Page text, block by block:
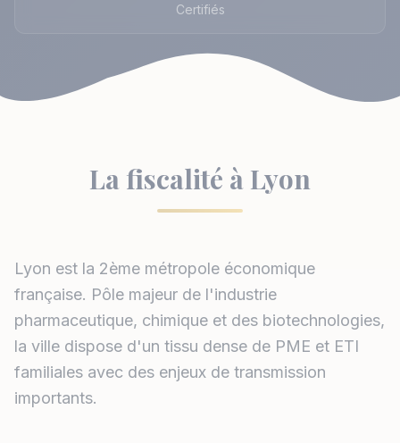
Certifiés
La fiscalité à Lyon
Lyon est la 2ème métropole économique
française. Pôle majeur de l'industrie
pharmaceutique, chimique et des biotechnologies,
la ville dispose d'un tissu dense de PME et ETI
familiales avec des enjeux de transmission
importants.